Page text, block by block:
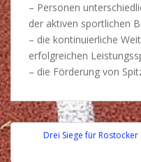
– Personen
der aktiven sportlichen
– die kontinuierliche
erfolgreichen
– die Förderung von
Drei Siege für